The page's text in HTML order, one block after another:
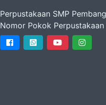
Perpustakaan SMP
Nomor Pokok Perpustakaan